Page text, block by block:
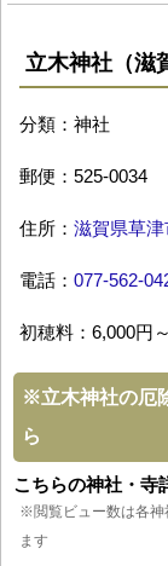
立木神社（滋
分類：神社
郵便：525-0034
住所： 滋賀県草
電話： 077-562-
初穂料：6,000円～
※立木神社の厄
ら
こちらの神社・寺
※閲覧ビュー数は各神
ます